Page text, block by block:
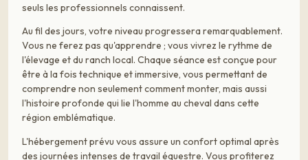
seuls les professionnels connaissent.
Au fil des jours, votre niveau progressera remarquablement.
Vous ne ferez pas qu'apprendre ; vous vivrez le rythme de
l'élevage et du ranch local. Chaque séance est conçue pour
être à la fois technique et immersive, vous permettant de
comprendre non seulement comment monter, mais aussi
l'histoire profonde qui lie l'homme au cheval dans cette
région emblématique.
L'hébergement prévu vous assure un confort optimal après
des journées intenses de travail équestre. Vous profiterez